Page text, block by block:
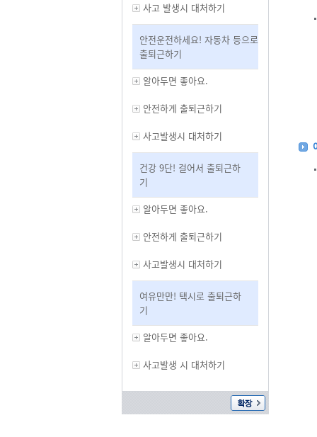
사고 발생시 대처하기
안전운전하세요! 자동차 등으로
출퇴근하기
알아두면 좋아요.
안전하게 출퇴근하기
사고발생시 대처하기
건강 9단! 걸어서 출퇴근하
기
알아두면 좋아요.
안전하게 출퇴근하기
사고발생시 대처하기
여유만만! 택시로 출퇴근하
기
알아두면 좋아요.
사고발생 시 대처하기